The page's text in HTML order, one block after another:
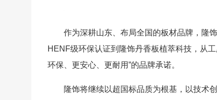
作为深耕山东、布局全国的板材品牌，隆
HENF级环保认证到隆饰丹香板植萃科技，从
环保、更安心、更耐用”的品牌承诺。
隆饰将继续以超国标品质为根基，以技术